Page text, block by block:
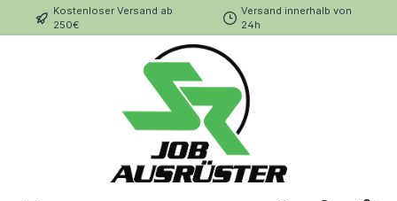
Kostenloser Versand ab
250€
Versand innerhalb von
24h